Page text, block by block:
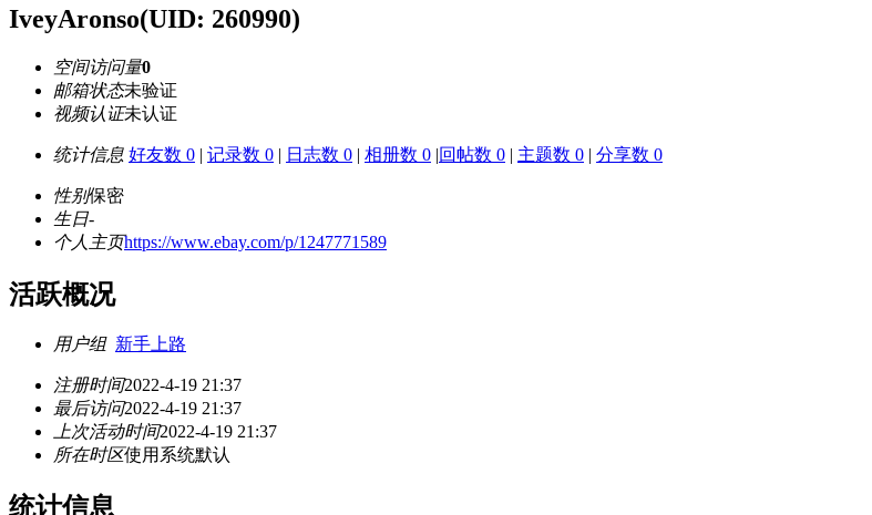
IveyAronso(UID: 260990)
空间访问量0
邮箱状态未验证
视频认证未认证
统计信息 好友数 0 | 记录数 0 | 日志数 0 | 相册数 0 |回帖数 0 | 主题数 0 | 分享数 0
性别保密
生日-
个人主页https://www.ebay.com/p/1247771589
活跃概况
用户组 新手上路
注册时间2022-4-19 21:37
最后访问2022-4-19 21:37
上次活动时间2022-4-19 21:37
所在时区使用系统默认
统计信息